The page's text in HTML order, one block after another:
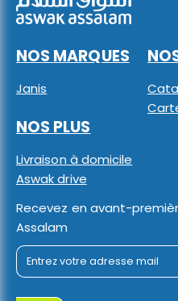
NOS MARQUES
Janis
NOS PLUS
Livraison à domicile
Aswak drive
Recevez en avant-
Assalam